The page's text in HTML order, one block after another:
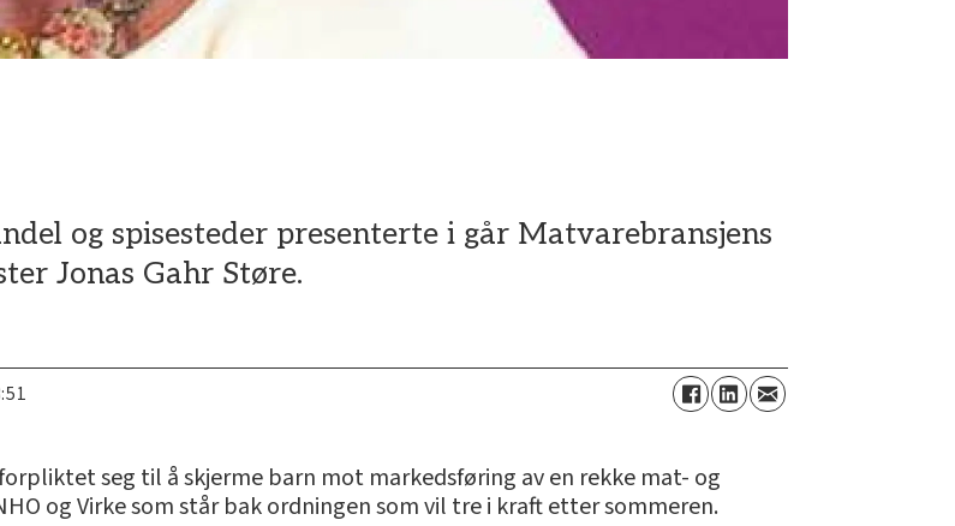
og spisesteder presenterte i går Matvarebransjens
Jonas Gahr Støre.
seg til å skjerme barn mot markedsføring av en rekke mat- og
og Virke som står bak ordningen som vil tre i kraft etter sommeren.